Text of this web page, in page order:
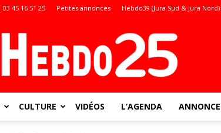
03 45 16 51 25 Petites annonces Hebdo39 (Jura Sud & Jura Nord)
CULTURE VIDÉOS L’AGENDA